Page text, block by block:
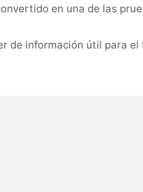
en una de las
de información útil para